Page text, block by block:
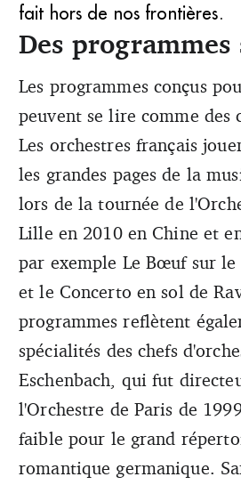
fait hors de nos frontières.
Des
Les programmes conçus
peuvent se lire comme des
Les orchestres français
les grandes pages de la
lors de la tournée de
Lille en 2010 en Chine et
par exemple Le Bœuf sur
et le Concerto en sol de
programmes reflètent
spécialités des chefs
Eschenbach, qui fut
l'Orchestre de Paris de
faible pour le grand
romantique germanique.